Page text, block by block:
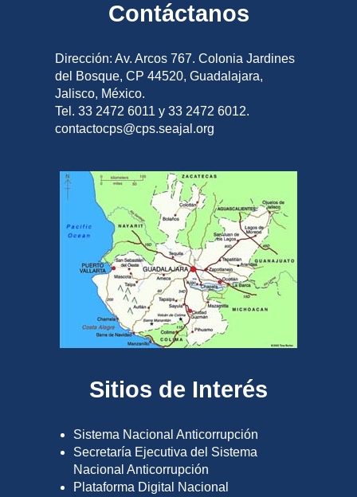
Contáctanos
Dirección: Av. Arcos 767. Colonia Jardines
del Bosque, CP 44520, Guadalajara,
Jalisco, México.
Tel. 33 2472 6011 y 33 2472 6012.
contactocps@cps.seajal.org
Sitios de Interés
Sistema Nacional Anticorrupción
Secretaría Ejecutiva del Sistema
Nacional Anticorrupción
Plataforma Digital Nacional